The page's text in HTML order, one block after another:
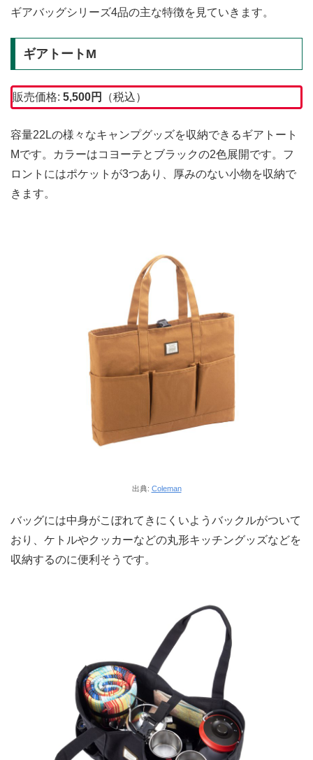
ギアバッグシリーズ4品の主な特徴を見ていきます。
ギアトートM
販売価格: 5,500円 （税込）
容量22Lの様々なキャンプグッズを収納できるギアトート
Mです。カラーはコヨーテとブラックの2色展開です。フ
ロントにはポケットが3つあり、厚みのない小物を収納で
きます。
出典: Coleman
バッグには中身がこぼれてきにくいようバックルがついて
おり、ケトルやクッカーなどの丸形キッチングッズなどを
収納するのに便利そうです。